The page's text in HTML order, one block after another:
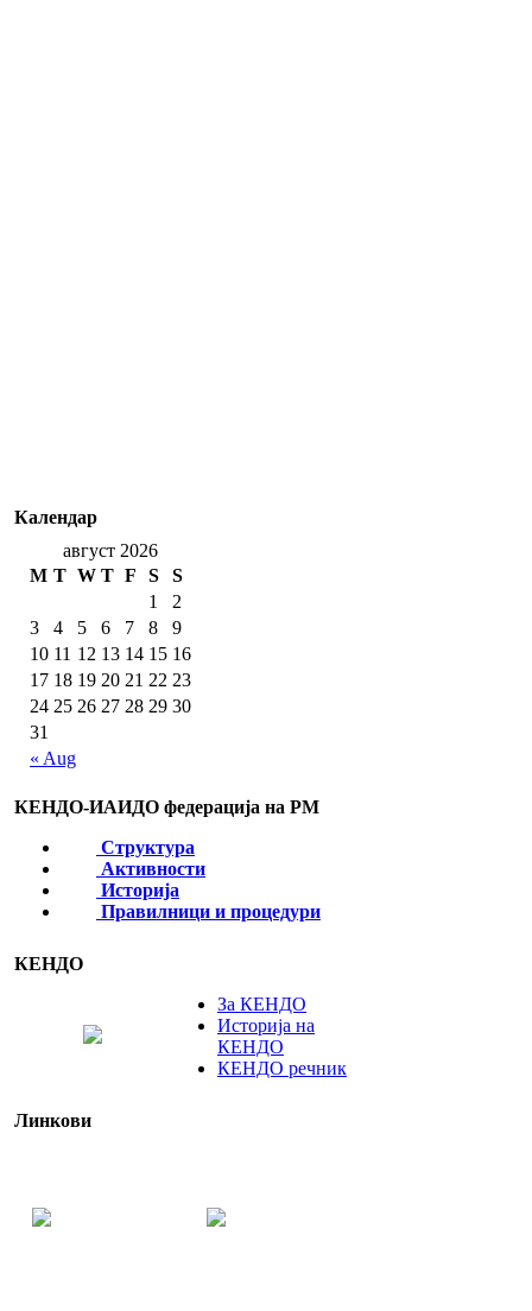
Календар
август 2026
M T W T F S S
« Aug
1
2
3
4 5 6 7 8
9
10 11 12 13 14 15 16
17 18 19 20 21 22 23
24 25 26 27 28 29 30
31
КЕНДО-ИАИДО федерација на РМ
Структура
Активности
Историја
Правилници и процедури
КЕНДО
За КЕНДО
Историја на
КЕНДО
КЕНДО речник
Линкови